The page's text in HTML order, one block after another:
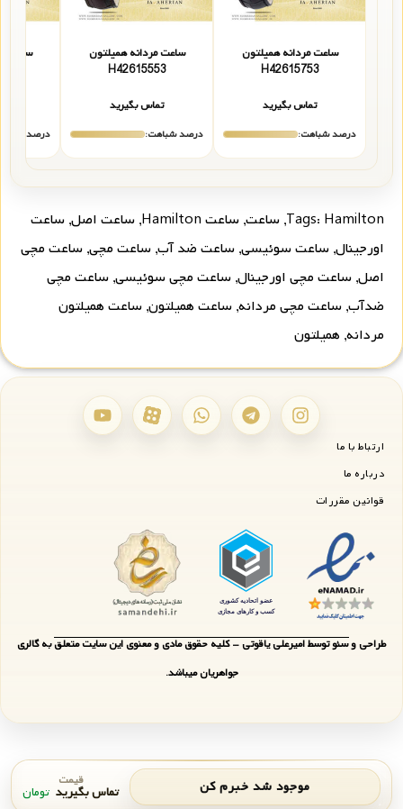
موجود شد خبرم کن قیمت
تماس بگیرید تومان
ساعت مردانه همیلتون
H42615753
تماس بگیرید
درصد شباهت:
ساعت مردانه همیلتون
H42615553
تماس بگیرید
درصد شباهت:
ساعت
درصد
Tags: Hamilton
, ساعت, ساعت Hamilton , ساعت اصل, ساعت
اورجینال, ساعت سوئیسی, ساعت ضد آب, ساعت مچی, ساعت مچی
اصل, ساعت مچی اورجینال, ساعت مچی سوئیسی, ساعت مچی
ضدآب, ساعت مچی مردانه, ساعت همیلتون, ساعت همیلتون
مردانه, همیلتون
ارتباط با ما
درباره ما
قوانین مقررات
طراحی و سئو توسط امیرعلی یاقوتی - کلیه حقوق مادی و معنوی این سایت متعلق به گالری
جواهریان میباشد.